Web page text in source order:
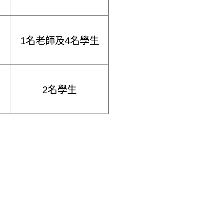
1名老師及4名學生
2名學生